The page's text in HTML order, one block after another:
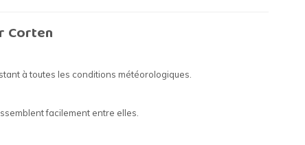
Corten
à toutes les conditions météorologiques.
facilement entre elles.